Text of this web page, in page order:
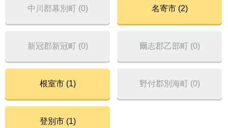
中川郡幕別町 (0) 名寄市 (2)
新冠郡新冠町 (0) 爾志郡乙部町 (0)
根室市 (1) 野付郡別海町 (0)
登別市 (1)